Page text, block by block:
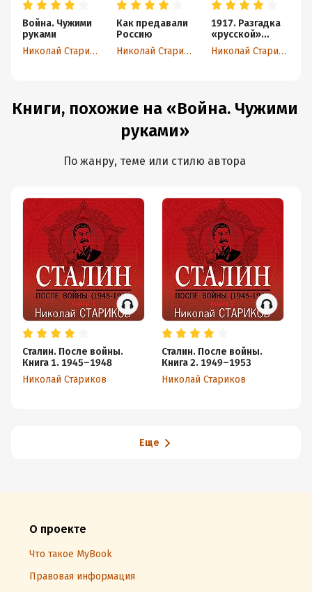
Война. Чужими
руками
Николай Стариков
Как предавали
Россию
Николай Стариков
1917. Разгадка
«русской»
революции
Николай Стариков
Книги, похожие на «Война. Чужими
руками»
По жанру, теме или стилю автора
Сталин. После войны.
Книга 1. 1945–1948
Николай Стариков
Сталин. После войны.
Книга 2. 1949–1953
Николай Стариков
Еще
О проекте
Что такое MyBook
Правовая информация